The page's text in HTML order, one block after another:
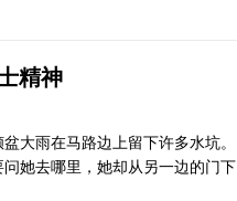
精神
大雨在马路边上留下许多水坑。
她去哪里，她却从另一边的门下